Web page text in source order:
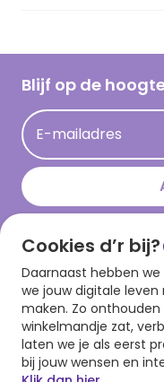
Hallmark Kaartclub
Acties
Persberichten
Hallmark en
Cadeau inspiratie
Kaartinspiratie
Blijf op de
E-mailadres
Download onze
Cookies d’r bij?
Daarnaast hebben
we jouw digitale leven
maken. Zo
winkelmandje zat,
laten we je als eerst
bij jouw wensen en